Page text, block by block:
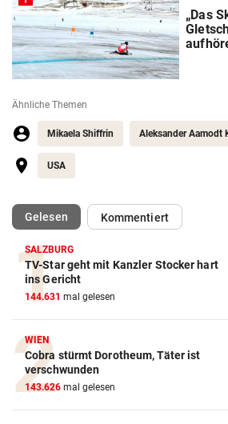
„Das
Ähnliche Themen
Mikaela Shiffrin Aleksander Aamodt
USA
Gelesen(ausgewählt)Kommentiert
SALZBURG
TV-Star geht mit Kanzler Stocker hart
ins Gericht
144.631 mal gelesen
WIEN
Cobra stürmt Dorotheum, Täter ist
verschwunden
143.626 mal gelesen
Action-Cam Vergleich
ZUM VERGLEICH
Crosstrainer Vergleich
ZUM VERGLEICH
E-Bike Vergleich
ZUM VERGLEICH